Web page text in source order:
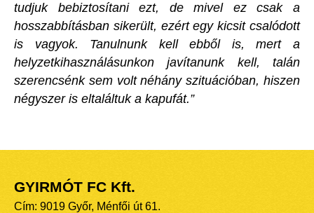
tudjuk bebiztosítani ezt, de mivel ez csak a
hosszabbításban sikerült, ezért egy kicsit csalódott
is vagyok. Tanulnunk kell ebből is, mert a
helyzetkihasználásunkon javítanunk kell, talán
szerencsénk sem volt néhány szituációban, hiszen
négyszer is eltaláltuk a kapufát.”
GYIRMÓT FC Kft.
Cím: 9019 Győr, Ménfői út 61.